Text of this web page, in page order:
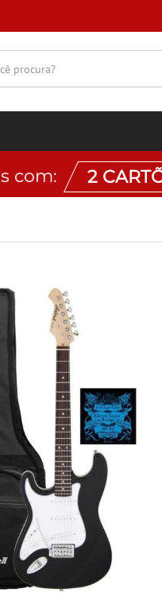
com: 2